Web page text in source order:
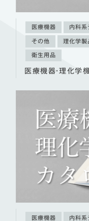
医療機器 内科系
その他 理化学
衛生用品
医療機器・理化学
医療機器 内科系